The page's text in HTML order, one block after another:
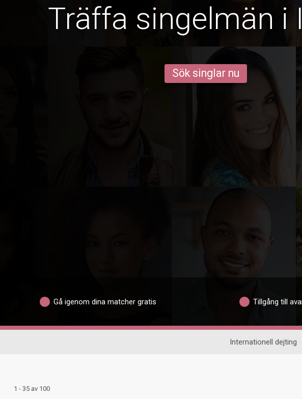
Träffa singelmän i
Sök singlar nu
Gå igenom dina matcher gratis Tillgång till
Internationell dejting
1 - 35 av 100